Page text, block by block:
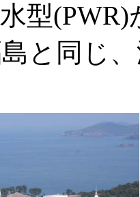
型(PWR)
と同じ